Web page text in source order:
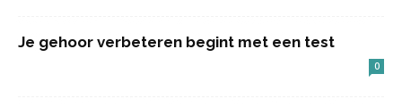
Je gehoor verbeteren begint met een test
0